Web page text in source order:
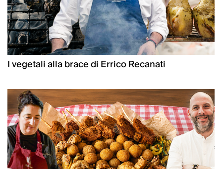
I vegetali alla brace di Errico Recanati